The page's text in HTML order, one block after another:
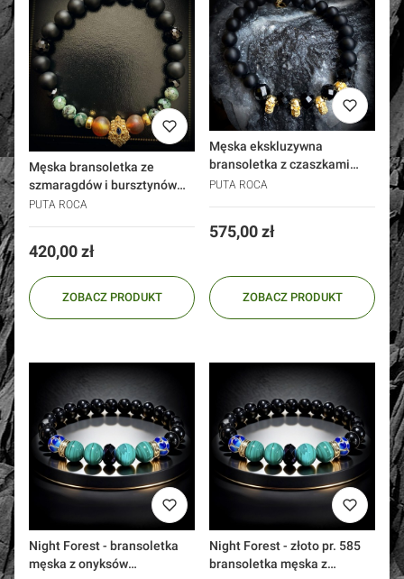
Męska bransoletka ze
szmaragdów i bursztynów
srebro 925 złoto 24k
PUTA ROCA
Cena
420,00 zł
ZOBACZ PRODUKT
Męska ekskluzywna
bransoletka z czaszkami
srebro 925 złoto onyks
PUTA ROCA
Cena
575,00 zł
ZOBACZ PRODUKT
Night Forest - bransoletka
męska z onyksów
Night Forest - złoto pr. 585
bransoletka męska z